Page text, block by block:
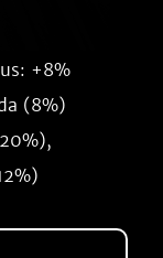
+8%
(8%)